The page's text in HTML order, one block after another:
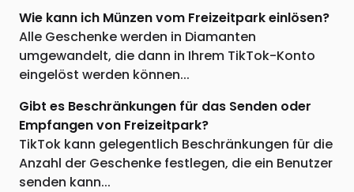
Wie kann ich Münzen vom Freizeitpark einlösen?
Alle Geschenke werden in Diamanten
umgewandelt, die dann in Ihrem TikTok-Konto
eingelöst werden können...
Gibt es Beschränkungen für das Senden oder
Empfangen von Freizeitpark?
TikTok kann gelegentlich Beschränkungen für die
Anzahl der Geschenke festlegen, die ein Benutzer
senden kann...